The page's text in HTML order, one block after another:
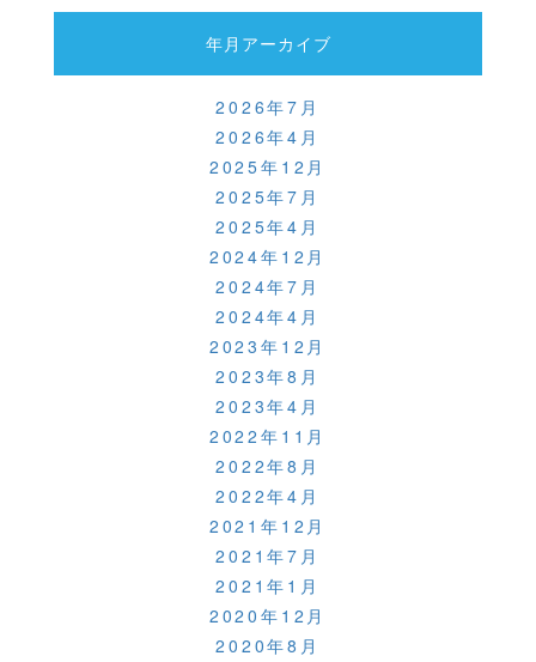
o
k 年月アーカイブ
2026年7月
2026年4月
2025年12月
2025年7月
2025年4月
2024年12月
2024年7月
2024年4月
2023年12月
2023年8月
2023年4月
2022年11月
2022年8月
2022年4月
2021年12月
2021年7月
2021年1月
2020年12月
2020年8月